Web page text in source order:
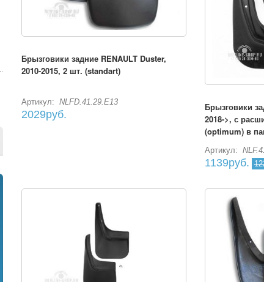
Брызговики задние RENAULT Duster,
2010-2015, 2 шт. (standart)
Артикул: NLFD.41.29.E13
2029руб.
Брызговики
2018->, с
(optimum) в
Артикул:
1139руб.